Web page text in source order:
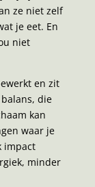
ze niet zelf
je eet. En
niet
en zit
die
kan
waar je
impact
minder